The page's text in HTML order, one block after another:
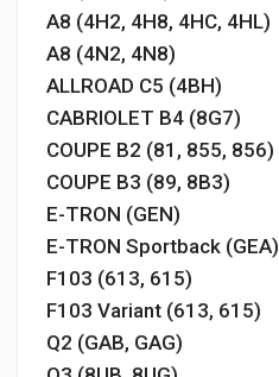
A8 (4H2, 4H8, 4HC, 4HL)
A8 (4N2, 4N8)
ALLROAD C5 (4BH)
CABRIOLET B4 (8G7)
COUPE B2 (81, 855, 856)
COUPE B3 (89, 8B3)
E-TRON (GEN)
E-TRON Sportback (GEA)
F103 (613, 615)
F103 Variant (613, 615)
Q2 (GAB, GAG)